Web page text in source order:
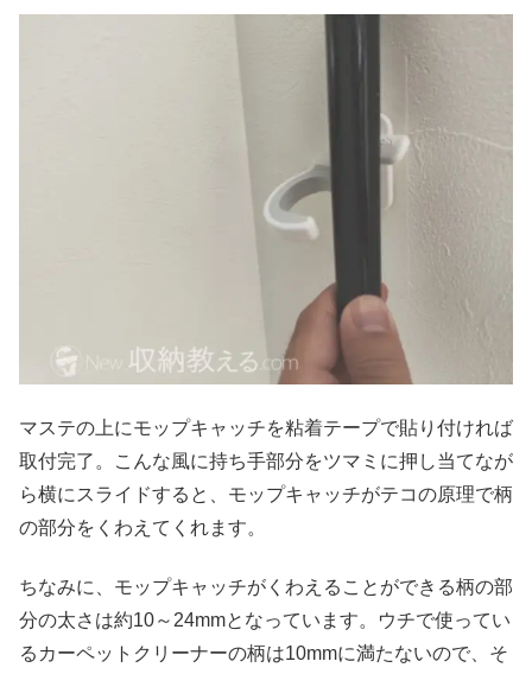
マステの上にモップキャッチを粘着テープで貼り付ければ
取付完了。こんな風に持ち手部分をツマミに押し当てなが
ら横にスライドすると、モップキャッチがテコの原理で柄
の部分をくわえてくれます。
ちなみに、モップキャッチがくわえることができる柄の部
分の太さは約10～24mmとなっています。ウチで使ってい
るカーペットクリーナーの柄は10mmに満たないので、そ